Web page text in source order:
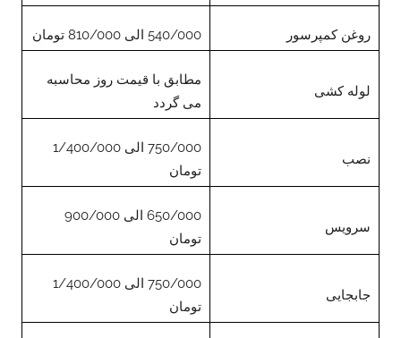
540/000 الی 810/000 تومان روغن کمپرسور
مطابق با قیمت روز محاسبه
می گردد
لوله کشی
750/000 الی 1/400/000
تومان
نصب
650/000 الی 900/000
تومان
سرویس
750/000 الی 1/400/000
تومان
جابجایی